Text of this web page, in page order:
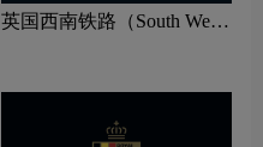
英国西南铁路（South West